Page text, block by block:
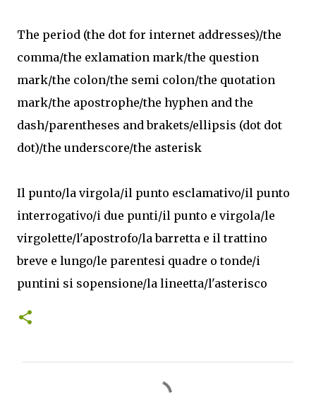
The period (the dot for internet addresses)/the
comma/the exlamation mark/the question
mark/the colon/the semi colon/the quotation
mark/the apostrophe/the hyphen and the
dash/parentheses and brakets/ellipsis (dot dot
dot)/the underscore/the asterisk
Il punto/la virgola/il punto esclamativo/il punto
interrogativo/i due punti/il punto e virgola/le
virgolette/l'apostrofo/la barretta e il trattino
breve e lungo/le parentesi quadre o tonde/i
puntini si sopensione/la lineetta/l'asterisco